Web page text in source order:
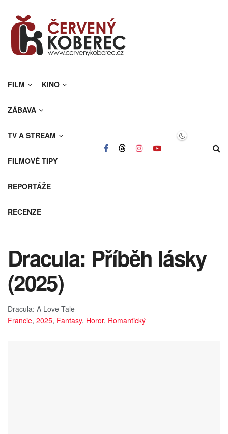
FILM KINO
ZÁBAVA
TV A STREAM
FILMOVÉ TIPY
REPORTÁŽE
RECENZE
Dracula: Příběh lásky
(2025)
Dracula: A Love Tale
Francie, 2025, Fantasy, Horor, Romantický